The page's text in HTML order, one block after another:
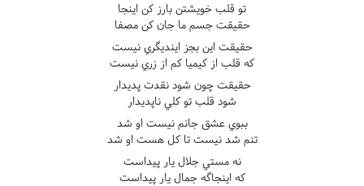
تو قلب خويشتن بارز کن اينجا
حقيقت جسم ما جان کن مصفا
حقيقت اين بجز اينديگري نيست
که قلب از کيميا کم از زري نيست
حقيقت چون شود نقدت پديدار
شود قلب تو کلي ناپديدار
ببوي عشق جانم نيست او شد
تنم شد نيست تا کل هست او شد
نه مستي جلال يار پيداست
که اينجاگه جمال يار پيداست